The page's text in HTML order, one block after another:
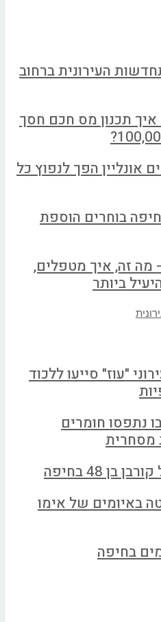
העירונית ברחוב
תכנון מס חכם חסך
אונליין הפך לנפוץ כל
בוחרים הוספת
מה זה, איך מטפלים,
ביותר
"עוז" סייעו ללכוד
נתפסו חומרים
מסחרית
48 בחיפה
באיומים של אימו
בחיפה